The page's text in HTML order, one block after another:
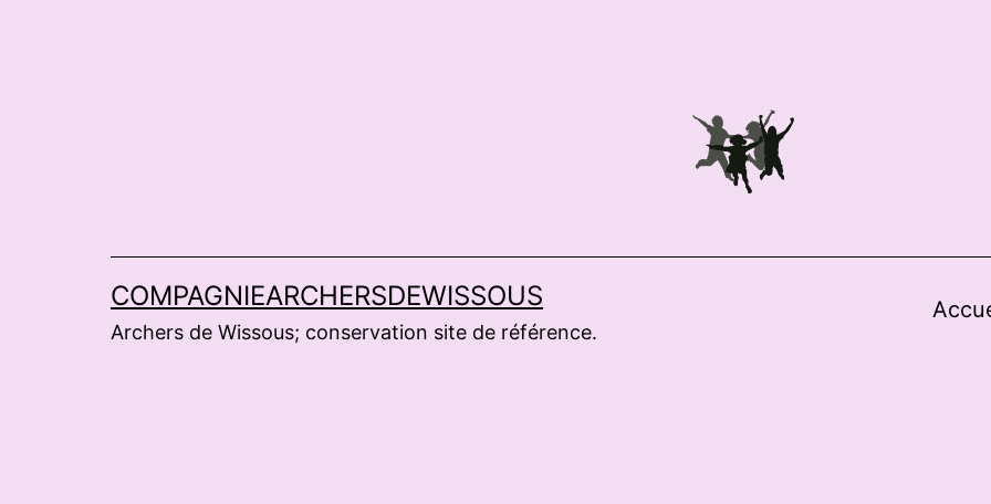
COMPAGNIEARCHERSDEWISSOUS
Archers de Wissous; conservation site de référence.